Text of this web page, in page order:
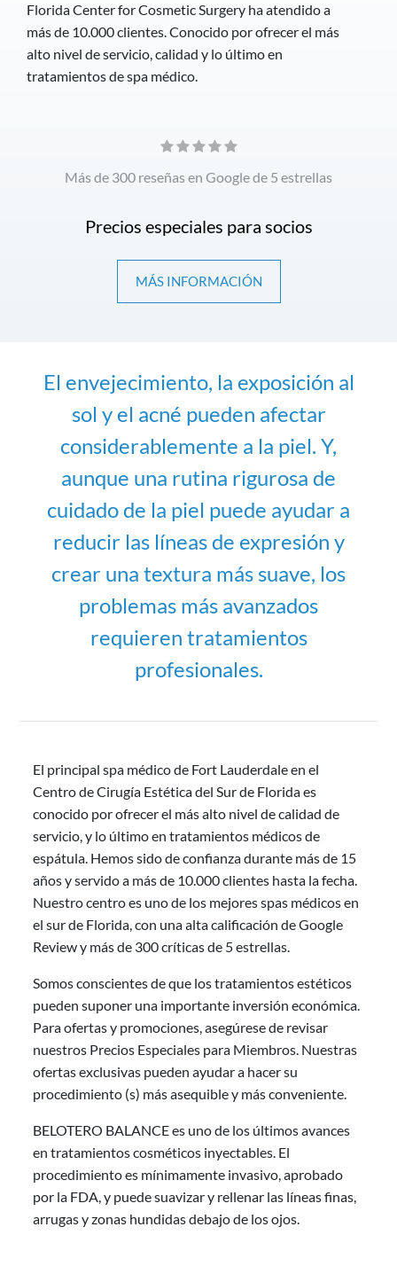
Florida Center for Cosmetic Surgery ha atendido a
más de 10.000 clientes. Conocido por ofrecer el más
alto nivel de servicio, calidad y lo último en
tratamientos de spa médico.
Más de 300 reseñas en Google de 5 estrellas
Precios especiales para socios
MÁS INFORMACIÓN
El envejecimiento, la exposición al
sol y el acné pueden afectar
considerablemente a la piel. Y,
aunque una rutina rigurosa de
cuidado de la piel puede ayudar a
reducir las líneas de expresión y
crear una textura más suave, los
problemas más avanzados
requieren tratamientos
profesionales.
El principal spa médico de Fort Lauderdale en el
Centro de Cirugía Estética del Sur de Florida es
conocido por ofrecer el más alto nivel de calidad de
servicio, y lo último en tratamientos médicos de
espátula. Hemos sido de confianza durante más de 15
años y servido a más de 10.000 clientes hasta la fecha.
Nuestro centro es uno de los mejores spas médicos en
el sur de Florida, con una alta calificación de Google
Review y más de 300 críticas de 5 estrellas.
Somos conscientes de que los tratamientos estéticos
pueden suponer una importante inversión económica.
Para ofertas y promociones, asegúrese de revisar
nuestros Precios Especiales para Miembros. Nuestras
ofertas exclusivas pueden ayudar a hacer su
procedimiento (s) más asequible y más conveniente.
BELOTERO BALANCE es uno de los últimos avances
en tratamientos cosméticos inyectables. El
procedimiento es mínimamente invasivo, aprobado
por la FDA, y puede suavizar y rellenar las líneas finas,
arrugas y zonas hundidas debajo de los ojos.